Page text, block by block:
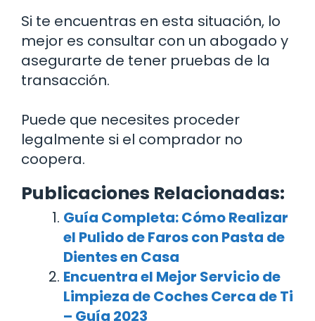
Si te encuentras en esta situación, lo
mejor es consultar con un abogado y
asegurarte de tener pruebas de la
transacción.
Puede que necesites proceder
legalmente si el comprador no
coopera.
Publicaciones Relacionadas:
Guía Completa: Cómo Realizar
el Pulido de Faros con Pasta de
Dientes en Casa
Encuentra el Mejor Servicio de
Limpieza de Coches Cerca de Ti
– Guía 2023